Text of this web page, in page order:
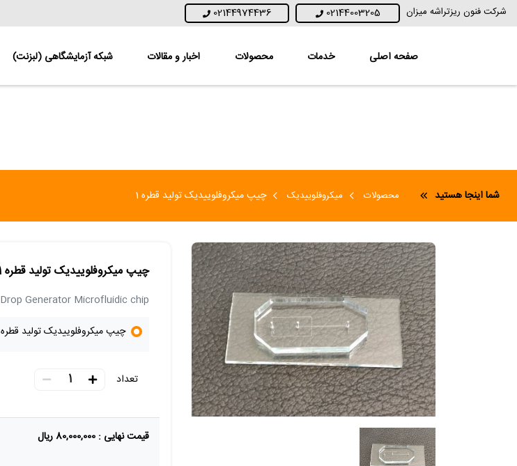
شرکت فنون ریزتراشه میزان 02144003205
02144974436
صفحه اصلی خدمات محصولات اخبار و مقالات شبکه آزمایشگاهی (لبزنت)
شما اینجا هستید محصولات میکروفلوییدیک چیپ میکروفلوییدیک تولید قطره 1
چیپ میکروفلوییدیک تولید قطره 1
Drop Generator Microfluidic chip
چیپ میکروفلوییدیک تولید قطره 1
تعداد 1
قیمت نهایی : 80,000,000 ریال